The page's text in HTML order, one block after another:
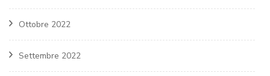
Ottobre 2022
Settembre 2022